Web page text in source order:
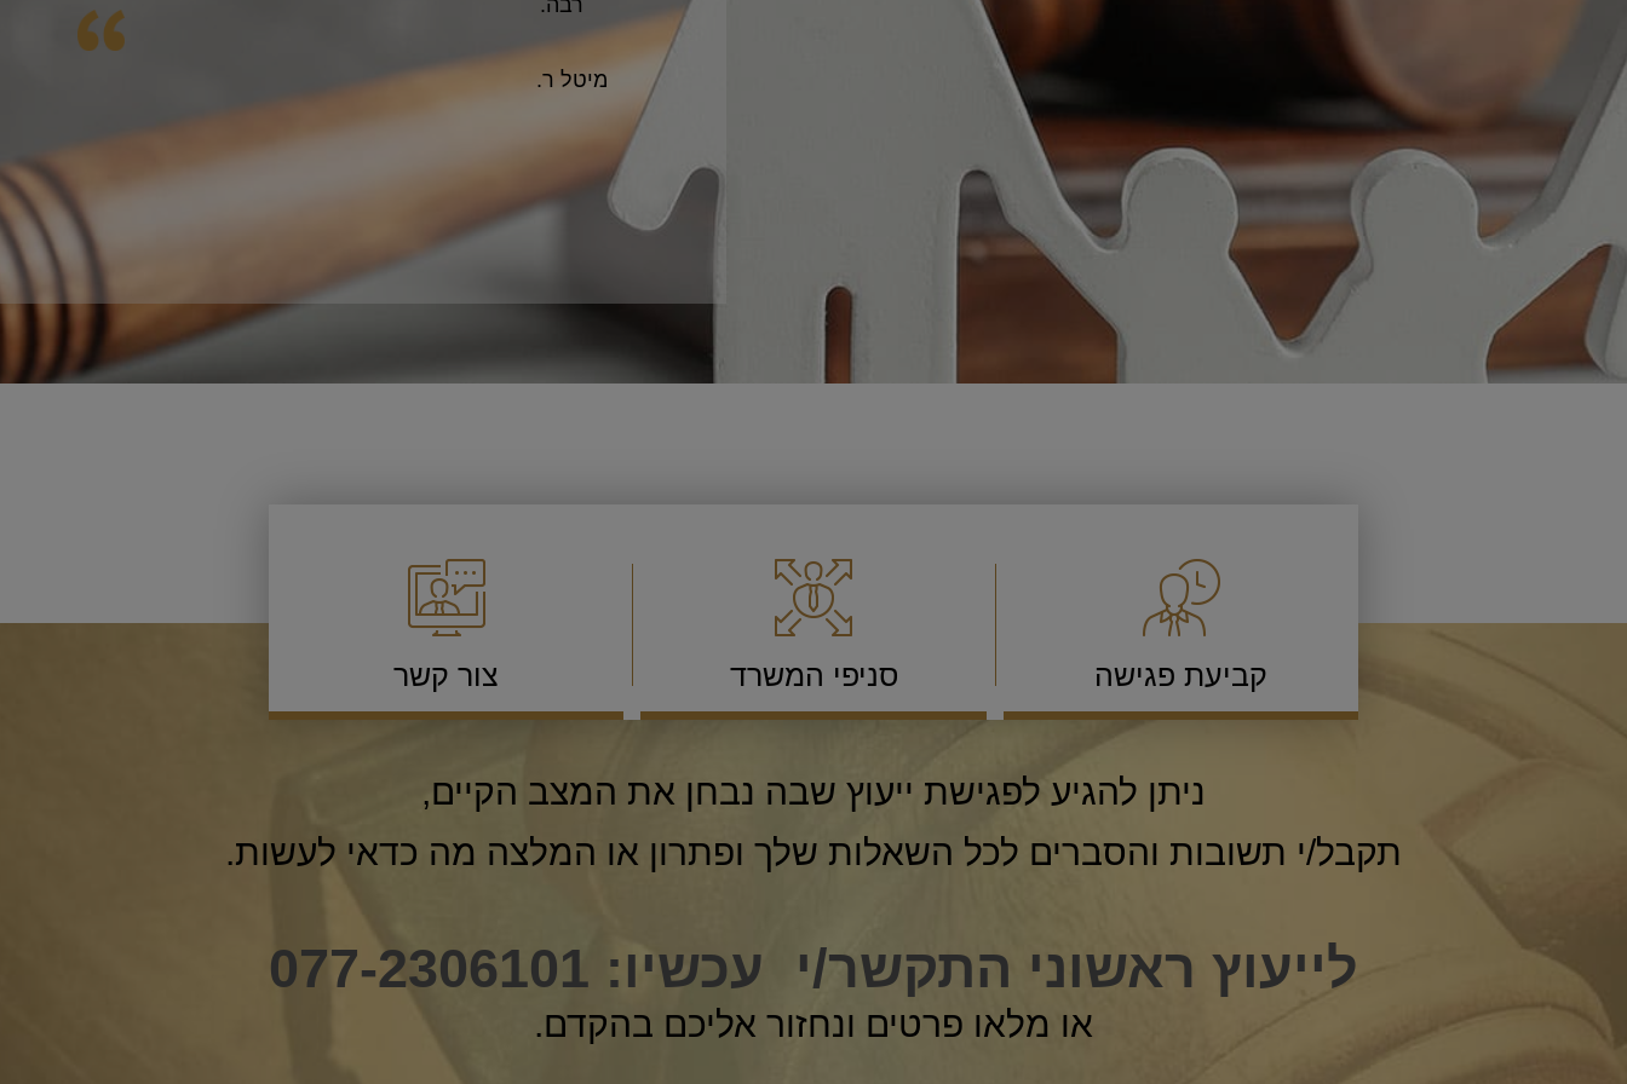
הילדים ממש בזכות העצות של חגית. אין לי מילים
להודות, מיליון תודות. מי יתן ואלוקים ישפיע עלייך
שפע, בריאות, הצלחה. אמן מודה לך מעומק ליבי
קביעת פגישה סניפי המשרד צור קשר
ניתן להגיע לפגישת ייעוץ שבה נבחן את המצב הקיים,
תקבל/י תשובות והסברים לכל השאלות שלך ופתרון או המלצה מה כדאי לעשות.
לייעוץ ראשוני התקשר/י עכשיו: 077-2306101
או מלאו פרטים ונחזור אליכם בהקדם.